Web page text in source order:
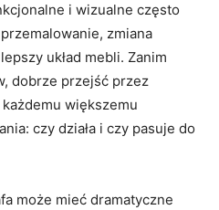
i wizualne często
zmiana
układ mebli. Zanim
dobrze przejść przez
większemu
czy działa i czy pasuje do
może mieć dramatyczne